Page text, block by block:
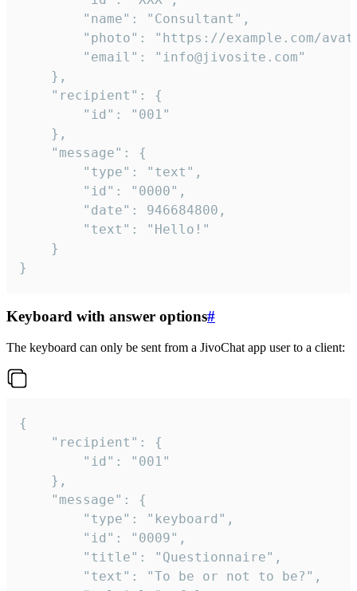
}
Keyboard with answer options#
The keyboard can only be sent from a JivoChat app user to a client:
{